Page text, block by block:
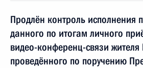
Продлён контроль исполнения
данного по итогам личного
видео-конференц-связи
проведённого по поручению